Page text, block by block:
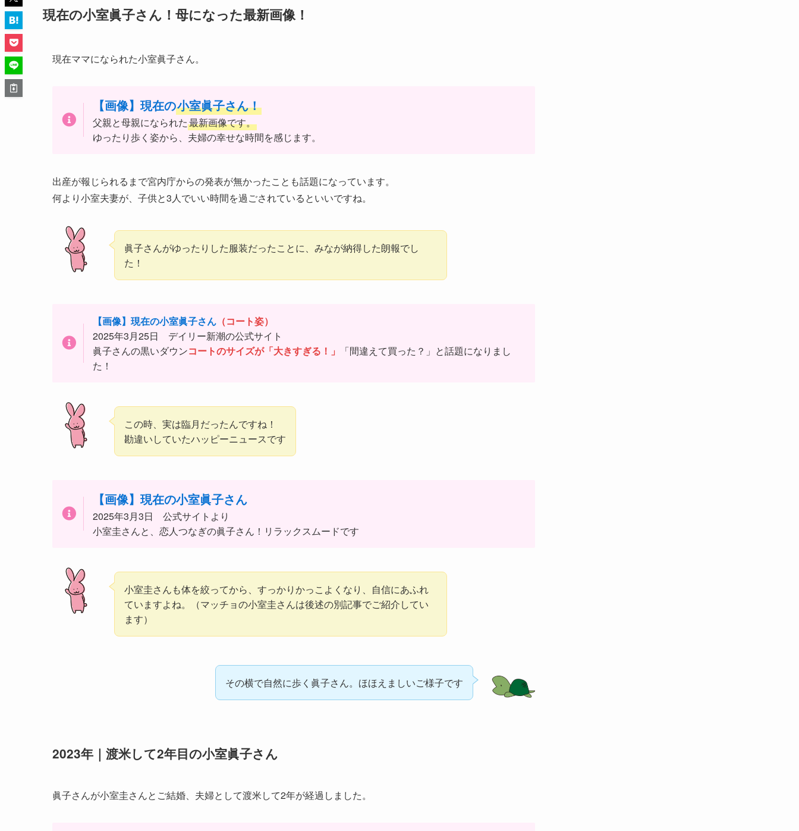
現在の小室眞子さん！母になった最新画像！
現在ママになられた小室眞子さん。
【画像】現在の小室眞子さん！
父親と母親になられた最新画像です。
ゆったり歩く姿から、夫婦の幸せな時間を感じます。
出産が報じられるまで宮内庁からの発表が無かったことも話題になっています。
何より小室夫妻が、子供と3人でいい時間を過ごされているといいですね。
眞子さんがゆったりした服装だったことに、みなが納得した朗報でし
た！
【画像】現在の小室眞子さん （コート姿）
2025年3月25日 デイリー新潮の公式サイト
眞子さんの黒いダウンコートのサイズが「大きすぎる！」
「間違えて買った？」と話題になりまし
た！
この時、実は臨月だったんですね！
勘違いしていたハッピーニュースです
【画像】現在の小室眞子さん
2025年3月3日 公式サイトより
小室圭さんと、恋人つなぎの眞子さん！リラックスムードです
小室圭さんも体を絞ってから、すっかりかっこよくなり、自信にあふれ
ていますよね。（マッチョの小室圭さんは後述の別記事でご紹介してい
ます）
その横で自然に歩く眞子さん。ほほえましいご様子です
2023年｜渡米して2年目の小室眞子さん
眞子さんが小室圭さんとご結婚、夫婦として渡米して2年が経過しました。